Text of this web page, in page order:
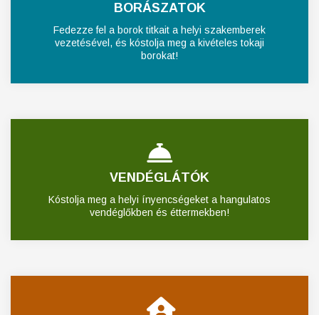
BORÁSZATOK
Fedezze fel a borok titkait a helyi szakemberek
vezetésével, és kóstolja meg a kivételes tokaji
borokat!
VENDÉGLÁTÓK
Kóstolja meg a helyi ínyencségeket a hangulatos
vendéglőkben és éttermekben!